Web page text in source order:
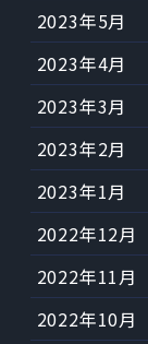
2023年5月
2023年4月
2023年3月
2023年2月
2023年1月
2022年12月
2022年11月
2022年10月